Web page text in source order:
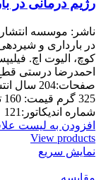
رژیم درمانی در
ناشر: موسسه
در بارداری و
کوچ، الیوت اچ.
احمدرضا درستی
شماره اندیکاتور:121
افزودن به لیست
View products
نمایش سریع
مقایسه